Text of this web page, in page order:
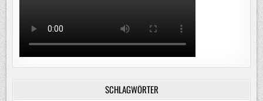
SCHLAGWÖRTER